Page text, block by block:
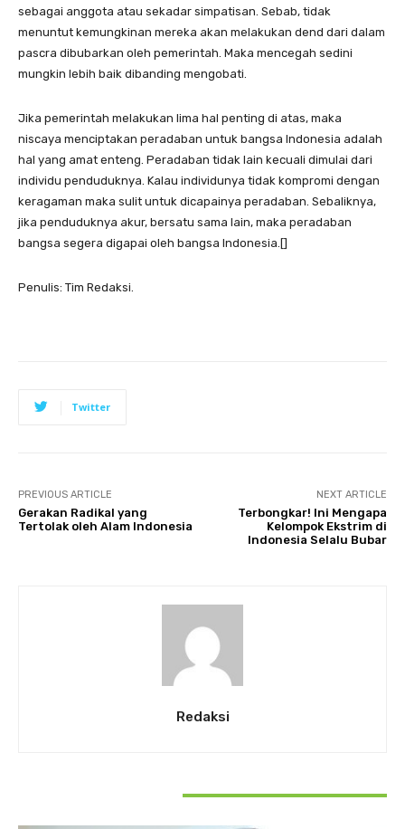
sebagai anggota atau sekadar simpatisan. Sebab, tidak
menuntut kemungkinan mereka akan melakukan dend dari dalam
pascra dibubarkan oleh pemerintah. Maka mencegah sedini
mungkin lebih baik dibanding mengobati.
Jika pemerintah melakukan lima hal penting di atas, maka
niscaya menciptakan peradaban untuk bangsa Indonesia adalah
hal yang amat enteng. Peradaban tidak lain kecuali dimulai dari
individu penduduknya. Kalau individunya tidak kompromi dengan
keragaman maka sulit untuk dicapainya peradaban. Sebaliknya,
jika penduduknya akur, bersatu sama lain, maka peradaban
bangsa segera digapai oleh bangsa Indonesia.[]
Penulis: Tim Redaksi.
Twitter
PREVIOUS ARTICLE
Gerakan Radikal yang
Tertolak oleh Alam Indonesia
NEXT ARTICLE
Terbongkar! Ini Mengapa
Kelompok Ekstrim di
Indonesia Selalu Bubar
Redaksi